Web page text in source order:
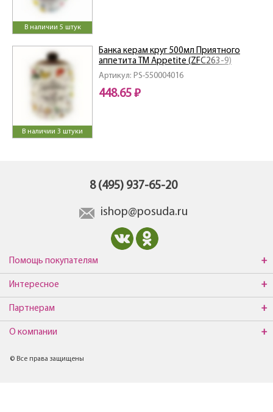
В наличии 5 штук
В наличии 3 штуки
Артикул: PS-550004016
Банка керам круг 500мл Приятного
аппетита ТМ Appetite (ZFC263-9)
448.65 ₽
8 (495) 937-65-20
ishop@posuda.ru
Помощь покупателям
Интересное
Партнерам
О компании
© Все права защищены